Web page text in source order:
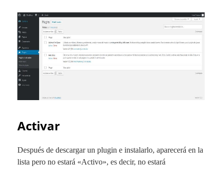
Activar
Después de descargar un plugin e instalarlo, aparecerá en la
lista pero no estará «Activo», es decir, no estará